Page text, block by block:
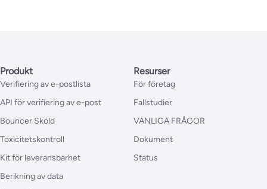
Produkt
Verifiering av e-postlista
API för verifiering av e-post
Bouncer Sköld
Toxicitetskontroll
Kit för leveransbarhet
Berikning av data
Resurser
För företag
Fallstudier
VANLIGA FRÅGOR
Dokument
Status